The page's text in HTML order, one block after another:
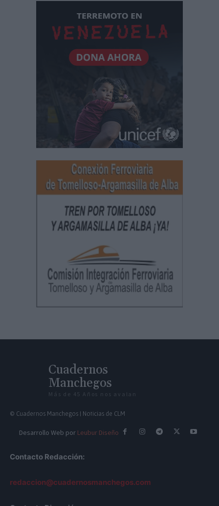
Cuadernos
Manchegos
Más de 45 Años nos avalan
© Cuadernos Manchegos | Noticias de CLM
Desarrollo Web por Leubur Diseño
Contacto Redacción:
redaccion@cuadernosmanchegos.com